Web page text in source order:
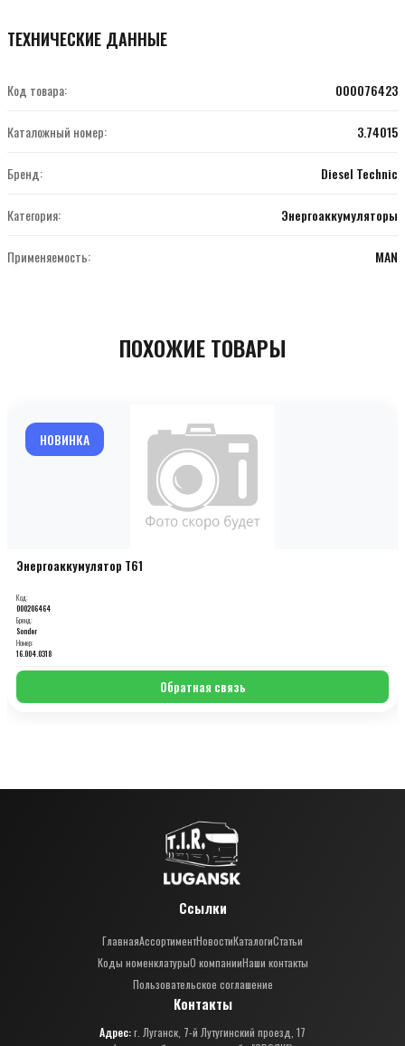
ТЕХНИЧЕСКИЕ ДАННЫЕ
Код товара: 000076423
Каталожный номер: 3.74015
Бренд: Diesel Technic
Категория: Энергоаккумуляторы
Применяемость: MAN
ПОХОЖИЕ ТОВАРЫ
НОВИНКА
Энергоаккумулятор T61
Код:
000206464
Бренд:
Sonder
Номер:
16.004.0318
Обратная связь
Ссылки
ГлавнаяАссортиментНовостиКаталогиСтатьи
Коды номенклатурыО компанииНаши контакты
Пользовательское соглашение
Контакты
Адрес:г. Луганск, 7-й Лутугинский проезд, 17